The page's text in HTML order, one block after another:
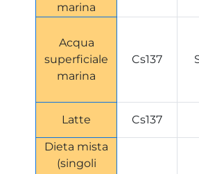
marina
Acqua
superficiale
marina
Cs137
Latte Cs137
Dieta mista
(singoli